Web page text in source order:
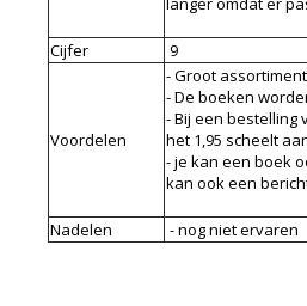
Cijfer 9
Voordelen
- Groot
- De boeken
- Bij een bestelling
het 1,95 scheelt
- je kan een boek
kan ook een
Nadelen - nog niet ervaren